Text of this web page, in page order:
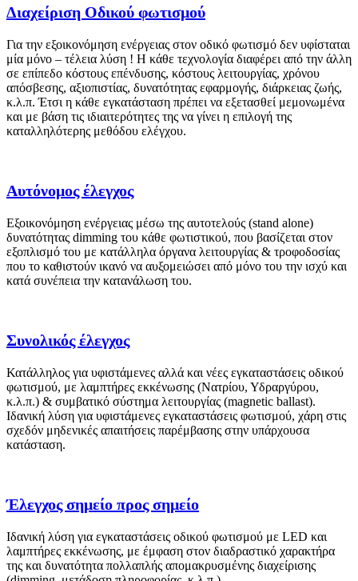
Διαχείριση Οδικού φωτισμού
Για την εξοικονόμηση ενέργειας στον οδικό φωτισμό δεν υφίσταται
μία μόνο – τέλεια λύση ! Η κάθε τεχνολογία διαφέρει από την άλλη
σε επίπεδο κόστους επένδυσης, κόστους λειτουργίας, χρόνου
απόσβεσης, αξιοπιστίας, δυνατότητας εφαρμογής, διάρκειας ζωής,
κ.λ.π. Έτσι η κάθε εγκατάσταση πρέπει να εξετασθεί μεμονωμένα
και με βάση τις ιδιαιτερότητες της να γίνει η επιλογή της
καταλληλότερης μεθόδου ελέγχου.
Αυτόνομος έλεγχος
Εξοικονόμηση ενέργειας μέσω της αυτοτελούς (stand alone)
δυνατότητας dimming του κάθε φωτιστικού, που βασίζεται στον
εξοπλισμό του με κατάλληλα όργανα λειτουργίας & τροφοδοσίας
που το καθιστούν ικανό να αυξομειώσει από μόνο του την ισχύ και
κατά συνέπεια την κατανάλωση του.
Συνολικός έλεγχος
Κατάλληλος για υφιστάμενες αλλά και νέες εγκαταστάσεις οδικού
φωτισμού, με λαμπτήρες εκκένωσης (Νατρίου, Υδραργύρου,
κ.λ.π.) & συμβατικό σύστημα λειτουργίας (magnetic ballast).
Ιδανική λύση για υφιστάμενες εγκαταστάσεις φωτισμού, χάρη στις
σχεδόν μηδενικές απαιτήσεις παρέμβασης στην υπάρχουσα
κατάσταση.
Έλεγχος σημείο προς σημείο
Ιδανική λύση για εγκαταστάσεις οδικού φωτισμού με LED και
λαμπτήρες εκκένωσης, με έμφαση στον διαδραστικό χαρακτήρα
της και δυνατότητα πολλαπλής απομακρυσμένης διαχείρισης